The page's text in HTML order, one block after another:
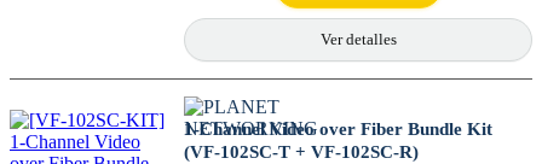
Ver detalles
1-Channel Video over Fiber Bundle Kit
(VF-102SC-T + VF-102SC-R)